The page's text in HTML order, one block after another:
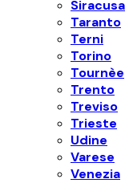
Siracusa
Taranto
Terni
Torino
Tournèe
Trento
Treviso
Trieste
Udine
Varese
Venezia